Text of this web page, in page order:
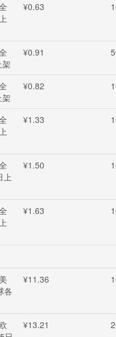
¥0.63
¥0.91
¥0.82
¥1.33
上
¥1.50
¥1.63
各
¥11.36
¥13.21